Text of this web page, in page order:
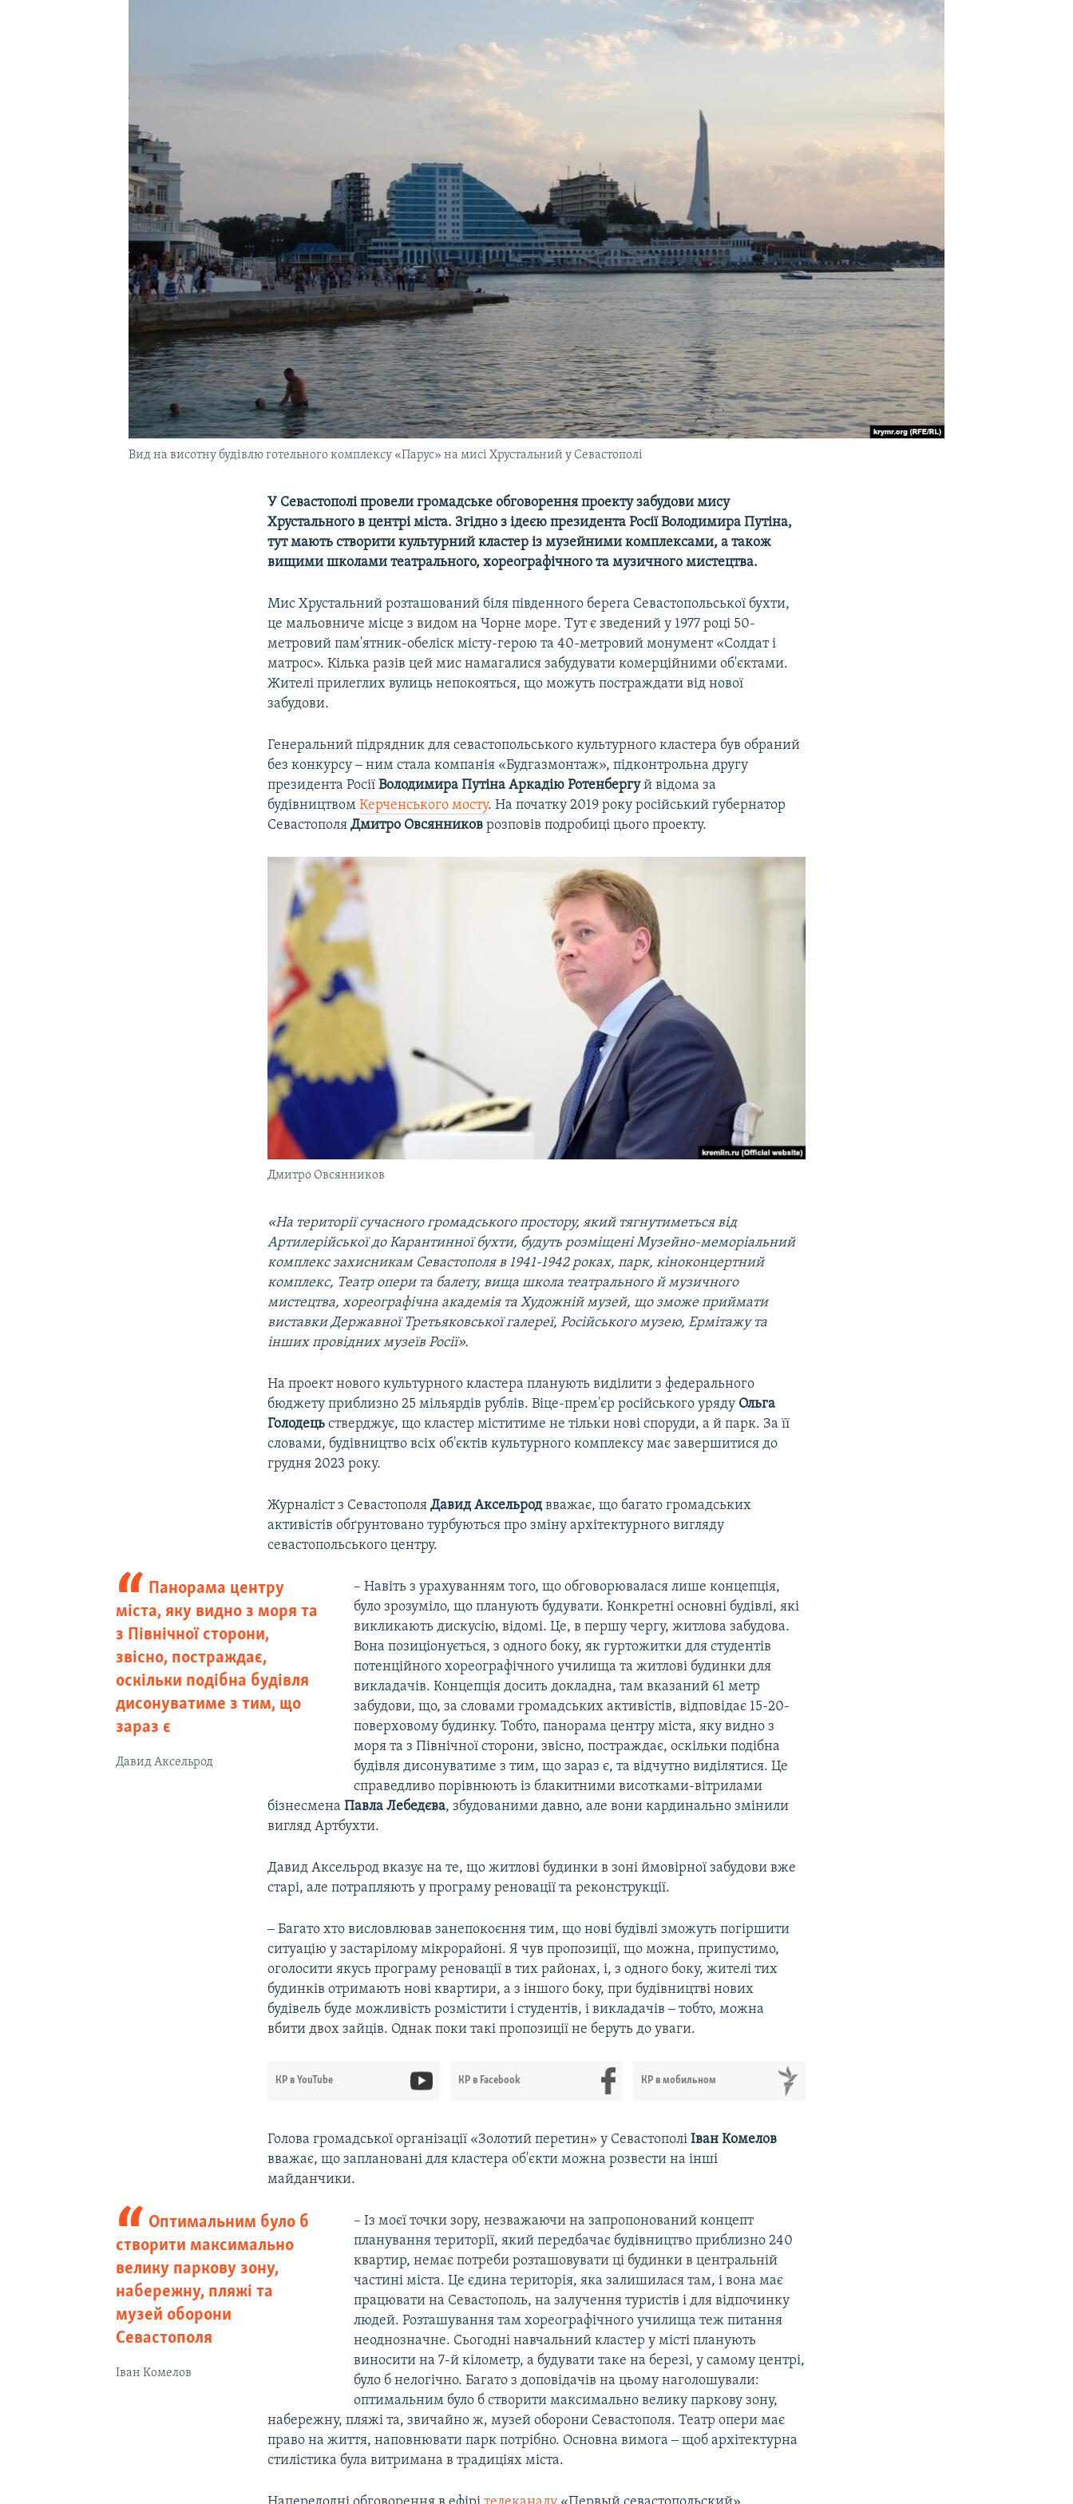
Вид на висотну будівлю готельного комплексу «Парус» на мисі Хрустальний у Севастополі
У Севастополі провели громадське обговорення проекту забудови мису
Хрустального в центрі міста. Згідно з ідеєю президента Росії Володимира Путіна,
тут мають створити культурний кластер із музейними комплексами, а також
вищими школами театрального, хореографічного та музичного мистецтва.
Мис Хрустальний розташований біля південного берега Севастопольської бухти,
це мальовниче місце з видом на Чорне море. Тут є зведений у 1977 році 50-
метровий пам'ятник-обеліск місту-герою та 40-метровий монумент «Солдат і
матрос». Кілька разів цей мис намагалися забудувати комерційними об'єктами.
Жителі прилеглих вулиць непокояться, що можуть постраждати від нової
забудови.
Генеральний підрядник для севастопольського культурного кластера був обраний
без конкурсу ‒ ним стала компанія «Будгазмонтаж», підконтрольна другу
президента РосіїВолодимира Путіна Аркадію Ротенбергуй відома за
будівництвомКерченського мосту. На початку 2019 року російський губернатор
СевастополяДмитро Овсянников розповів подробиці цього проекту.
Дмитро Овсянников
«На території сучасного громадського простору, який тягнутиметься від
Артилерійської до Карантинної бухти, будуть розміщені Музейно-меморіальний
комплекс захисникам Севастополя в 1941-1942 роках, парк, кіноконцертний
комплекс, Театр опери та балету, вища школа театрального й музичного
мистецтва, хореографічна академія та Художній музей, що зможе приймати
виставки Державної Третьяковської галереї, Російського музею, Ермітажу та
інших провідних музеїв Росії».
На проект нового культурного кластера планують виділити з федерального
бюджету приблизно 25 мільярдів рублів. Віце-прем'єр російського уряду Ольга
Голодець стверджує, що кластер міститиме не тільки нові споруди, а й парк. За її
словами, будівництво всіх об'єктів культурного комплексу має завершитися до
грудня 2023 року.
Журналіст з СевастополяДавид Аксельродвважає, що багато громадських
активістів обґрунтовано турбуються про зміну архітектурного вигляду
севастопольського центру.
Панорама центру
міста, яку видно з моря та
з Північної сторони,
звісно, постраждає,
оскільки подібна будівля
дисонуватиме з тим, що
зараз є
Давид Аксельрод
– Навіть з урахуванням того, що обговорювалася лише концепція,
було зрозуміло, що планують будувати. Конкретні основні будівлі, які
викликають дискусію, відомі. Це, в першу чергу, житлова забудова.
Вона позиціонується, з одного боку, як гуртожитки для студентів
потенційного хореографічного училища та житлові будинки для
викладачів. Концепція досить докладна, там вказаний 61 метр
забудови, що, за словами громадських активістів, відповідає 15-20-
поверховому будинку. Тобто, панорама центру міста, яку видно з
моря та з Північної сторони, звісно, постраждає, оскільки подібна
будівля дисонуватиме з тим, що зараз є, та відчутно виділятися. Це
справедливо порівнюють із блакитними висотками-вітрилами
бізнесменаПавла Лебедєва, збудованими давно, але вони кардинально змінили
вигляд Артбухти.
Давид Аксельрод вказує на те, що житлові будинки в зоні ймовірної забудови вже
старі, але потрапляють у програму реновації та реконструкції.
‒ Багато хто висловлював занепокоєння тим, що нові будівлі зможуть погіршити
ситуацію у застарілому мікрорайоні. Я чув пропозиції, що можна, припустимо,
оголосити якусь програму реновації в тих районах, і, з одного боку, жителі тих
будинків отримають нові квартири, а з іншого боку, при будівництві нових
будівель буде можливість розмістити і студентів, і викладачів ‒ тобто, можна
вбити двох зайців. Однак поки такі пропозиції не беруть до уваги.
КР в YouTube КР в Facebook КР в мобильном
Голова громадської організації «Золотий перетин» у СевастополіІван Комелов
вважає, що заплановані для кластера об'єкти можна розвести на інші
майданчики.
Оптимальним було б
створити максимально
велику паркову зону,
набережну, пляжі та
музей оборони
Севастополя
Іван Комелов
– Із моєї точки зору, незважаючи на запропонований концепт
планування території, який передбачає будівництво приблизно 240
квартир, немає потреби розташовувати ці будинки в центральній
частині міста. Це єдина територія, яка залишилася там, і вона має
працювати на Севастополь, на залучення туристів і для відпочинку
людей. Розташування там хореографічного училища теж питання
неоднозначне. Сьогодні навчальний кластер у місті планують
виносити на 7-й кілометр, а будувати таке на березі, у самому центрі,
було б нелогічно. Багато з доповідачів на цьому наголошували:
оптимальним було б створити максимально велику паркову зону,
набережну, пляжі та, звичайно ж, музей оборони Севастополя. Театр опери має
право на життя, наповнювати парк потрібно. Основна вимога ‒ щоб архітектурна
стилістика була витримана в традиціях міста.